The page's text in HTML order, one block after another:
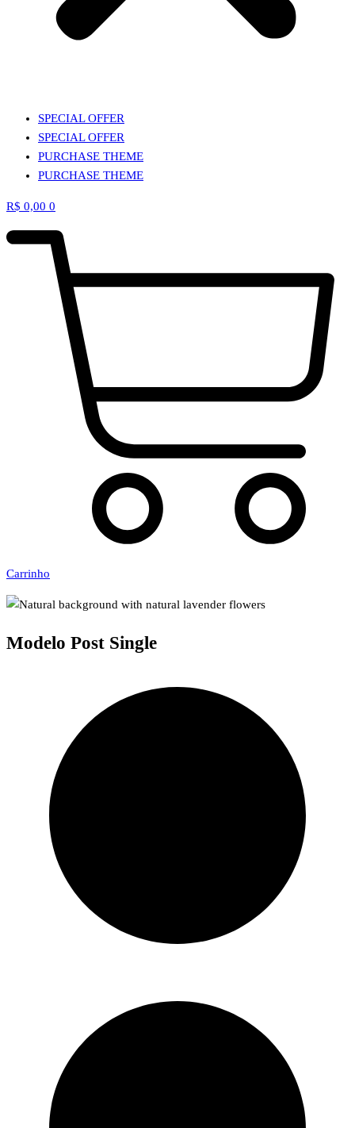
SPECIAL OFFER
SPECIAL OFFER
PURCHASE THEME
PURCHASE THEME
R$ 0,00 0
Carrinho
Modelo Post Single